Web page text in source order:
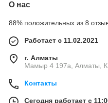
О нас
88% положительных из 8
Работает с 11.02.2021
г. Алматы
Мамыр 4 197а, Алматы,
Контакты
Сегодня работает с